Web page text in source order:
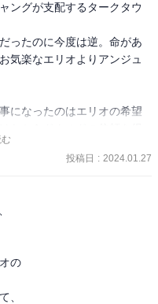
地図見ながらあぁでもない
くわすのが何とも言えない
ングが支配するタークタウ
ったのに今度は逆。命があ
気楽なエリオよりアンジュ
になったのはエリオの希望
いているように思えるよ
とアランも何かが有れば昔
れど、双方の話を聞けばド
る
大きな傷を負ってしまった
投稿日 : 2024.01.27
の
、